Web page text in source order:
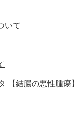
いて
【結腸の悪性腫